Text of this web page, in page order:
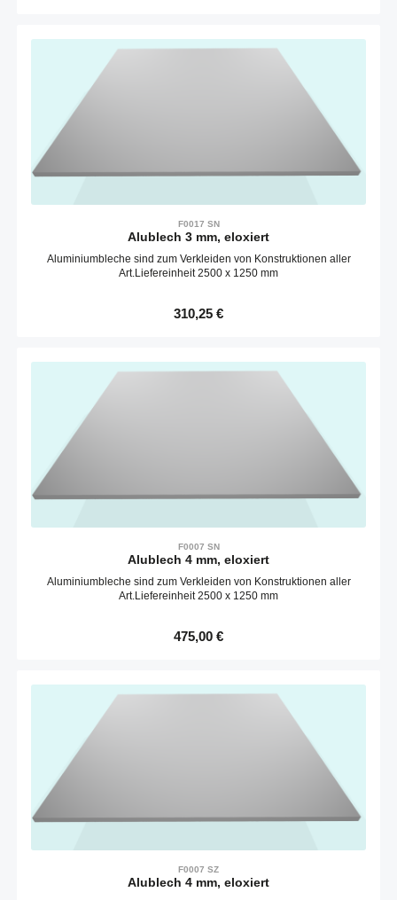
F0017 SN
Alublech 3 mm, eloxiert
Aluminiumbleche sind zum Verkleiden von Konstruktionen aller
Art.Liefereinheit 2500 x 1250 mm
Regulärer Preis:
310,25 €
F0007 SN
Alublech 4 mm, eloxiert
Aluminiumbleche sind zum Verkleiden von Konstruktionen aller
Art.Liefereinheit 2500 x 1250 mm
Regulärer Preis:
475,00 €
F0007 SZ
Alublech 4 mm, eloxiert